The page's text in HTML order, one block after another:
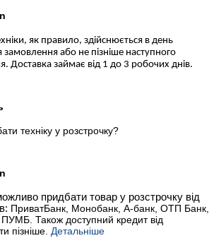
як правило, здійснюється в день
або не пізніше наступного
Доставка займає від 1 до 3 робочих днів.
техніку у розстрочку?
придбати товар у розстрочку від
ПриватБанк, Монобанк, А-банк, ОТП Банк,
Також доступний кредит від
пізніше. Детальніше